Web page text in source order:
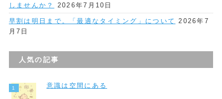
しませんか？
2026年7月10日
早割は明日まで。「最適なタイミング」について
2026年7
月7日
人気の記事
意識は空間にある